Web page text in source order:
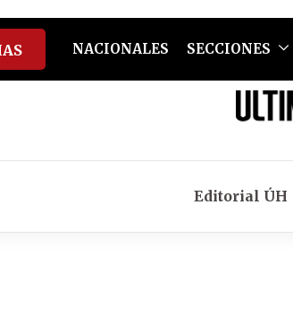
NACIONALES SECCIONES
Editorial ÚH